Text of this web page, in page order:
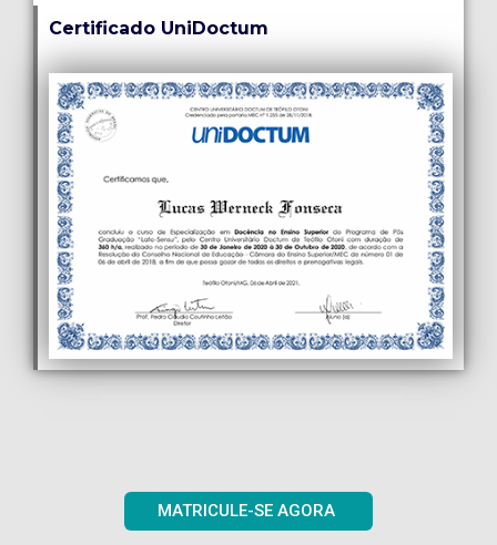
Certificado UniDoctum
MATRICULE-SE AGORA